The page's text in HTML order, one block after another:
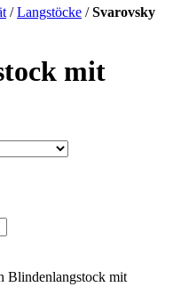
/Langstöcke /Svarovsky
mit